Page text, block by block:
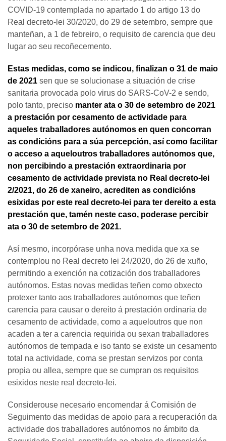
COVID-19 contemplada no apartado 1 do artigo 13 do
Real decreto-lei 30/2020, do 29 de setembro, sempre que
manteñan, a 1 de febreiro, o requisito de carencia que deu
lugar ao seu recoñecemento.
Estas medidas, como se indicou, finalizan o 31 de maio
de 2021 sen que se solucionase a situación de crise
sanitaria provocada polo virus do SARS-CoV-2 e sendo,
polo tanto, preciso manter ata o 30 de setembro de 2021
a prestación por cesamento de actividade para
aqueles traballadores autónomos en quen concorran
as condicións para a súa percepción, así como facilitar
o acceso a aqueloutros traballadores autónomos que,
non percibindo a prestación extraordinaria por
cesamento de actividade prevista no Real decreto-lei
2/2021, do 26 de xaneiro, acrediten as condicións
esixidas por este real decreto-lei para ter dereito a esta
prestación que, tamén neste caso, poderase percibir
ata o 30 de setembro de 2021.
Así mesmo, incorpórase unha nova medida que xa se
contemplou no Real decreto lei 24/2020, do 26 de xuño,
permitindo a exención na cotización dos traballadores
autónomos. Estas novas medidas teñen como obxecto
protexer tanto aos traballadores autónomos que teñen
carencia para causar o dereito á prestación ordinaria de
cesamento de actividade, como a aqueloutros que non
acaden a ter a carencia requirida ou sexan traballadores
autónomos de tempada e iso tanto se existe un cesamento
total na actividade, coma se prestan servizos por conta
propia ou allea, sempre que se cumpran os requisitos
esixidos neste real decreto-lei.
Considerouse necesario encomendar á Comisión de
Seguimento das medidas de apoio para a recuperación da
actividade dos traballadores autónomos no ámbito da